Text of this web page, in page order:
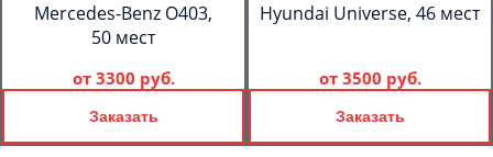
Mercedes-Benz О403,
50 мест
от 3300 руб.
Заказать
Hyundai Universe, 46 мест
от 3500 руб.
Заказать